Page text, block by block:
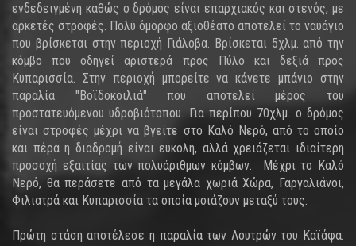
ενδεδειγμένη καθώς ο δρόμος είναι επαρχιακός και στενός, με
αρκετές στροφές. Πολύ όμορφο αξιοθέατο αποτελεί το ναυάγιο
που βρίσκεται στην περιοχή Γιάλοβα. Βρίσκεται 5χλμ. από την
κόμβο που οδηγεί αριστερά προς Πύλο και δεξιά προς
Κυπαρισσία. Στην περιοχή μπορείτε να κάνετε μπάνιο στην
παραλία "Βοϊδοκοιλιά" που αποτελεί μέρος του
προστατευόμενου υδροβιότοπου. Για περίπου 70χλμ. ο δρόμος
είναι στροφές μέχρι να βγείτε στο Καλό Νερό, από το οποίο
και πέρα η διαδρομή είναι εύκολη, αλλά χρειάζεται ιδιαίτερη
προσοχή εξαιτίας των πολυάριθμων κόμβων. Μέχρι το Καλό
Νερό, θα περάσετε από τα μεγάλα χωριά Χώρα, Γαργαλιάνοι,
Φιλιατρά και Κυπαρισσία τα οποία μοιάζουν μεταξύ τους.
Πρώτη στάση αποτέλεσε η παραλία των Λουτρών του Καϊάφα.